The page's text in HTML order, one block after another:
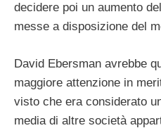
decidere poi un aumento
messe a disposizione del
David Ebersman avrebbe
maggiore attenzione in
visto che era considerato
media di altre società